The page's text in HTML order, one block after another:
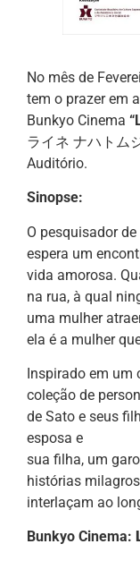
No mês de
tem o prazer em
Bunkyo Cinema
ライネ ナハトム
Auditório.
Sinopse:
O pesquisador
espera um
vida amorosa.
na rua, à qual
uma mulher
ela é a mulher
Inspirado em um
coleção de
de Sato e seus
esposa e
sua filha, um
histórias
interlaçam ao
Bunkyo Cinema: